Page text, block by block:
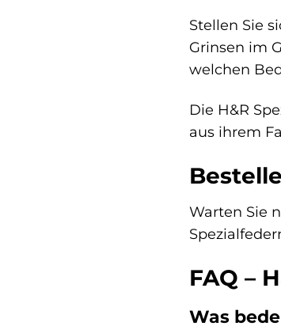
Stellen Sie
Grinsen im
welchen
Die H&R
aus ihrem
Warten Sie
FAQ –
Was